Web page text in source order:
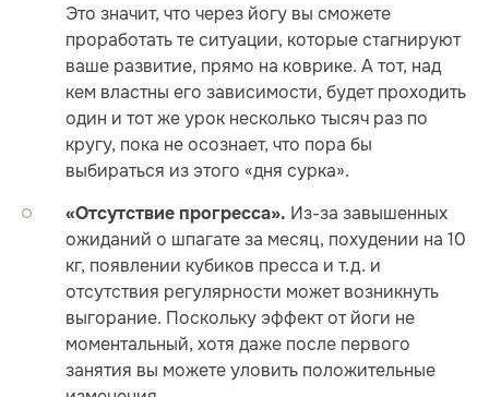
Это значит, что через йогу вы сможете
проработать те ситуации, которые стагнируют
ваше развитие, прямо на коврике. А тот, над
кем властны его зависимости, будет проходить
один и тот же урок несколько тысяч раз по
кругу, пока не осознает, что пора бы
выбираться из этого «дня сурка».
«Отсутствие прогресса». Из-за завышенных
ожиданий о шпагате за месяц, похудении на 10
кг, появлении кубиков пресса и т.д. и
отсутствия регулярности может возникнуть
выгорание. Поскольку эффект от йоги не
моментальный, хотя даже после первого
занятия вы можете уловить положительные